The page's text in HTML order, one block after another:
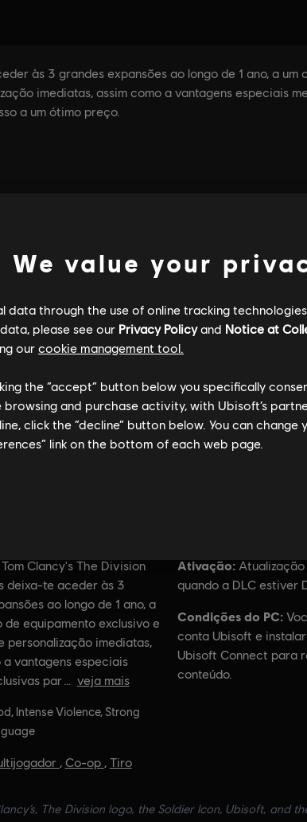
Informações
Tom Clancy's The Division
deixa-te aceder às 3
ao longo de 1 ano, a
de equipamento exclusivo e
personalização imediatas,
a vantagens especiais
par
veja mais
Intense Violence, Strong
, Co-op , Tiro
Ativação:
quando a DLC estiver
Condições do PC:
conta Ubisoft e
Ubisoft Connect para
conteúdo.
The Division logo, the Soldier Icon, Ubisoft,
We value your
data through the use of online tracking
please see our Privacy Policyand Notice at
our cookie management tool.
the “accept” button below you specifically
and purchase activity, with Ubisoft’s
click the “decline” button below. You can
link on the bottom of each web page.